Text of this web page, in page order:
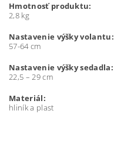
Hmotnosť produktu:
2,8 kg
Nastavenie výšky volantu:
57-64 cm
Nastavenie výšky sedadla:
22,5 – 29 cm
Materiál:
hliník a plast